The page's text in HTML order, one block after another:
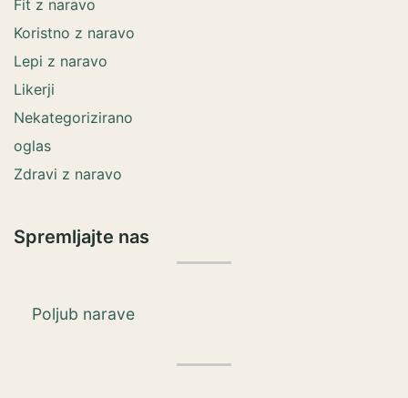
Fit z naravo
Koristno z naravo
Lepi z naravo
Likerji
Nekategorizirano
oglas
Zdravi z naravo
Spremljajte nas
Poljub narave